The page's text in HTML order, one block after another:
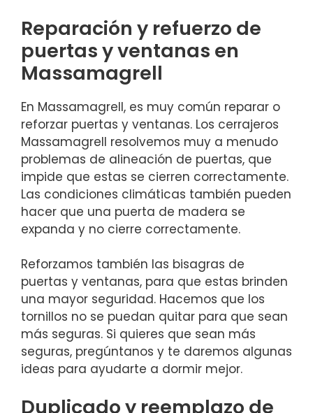
Reparación y refuerzo de
puertas y ventanas en
Massamagrell
En Massamagrell, es muy común reparar o
reforzar puertas y ventanas. Los cerrajeros
Massamagrell resolvemos muy a menudo
problemas de alineación de puertas, que
impide que estas se cierren correctamente.
Las condiciones climáticas también pueden
hacer que una puerta de madera se
expanda y no cierre correctamente.
Reforzamos también las bisagras de
puertas y ventanas, para que estas brinden
una mayor seguridad. Hacemos que los
tornillos no se puedan quitar para que sean
más seguras. Si quieres que sean más
seguras, pregúntanos y te daremos algunas
ideas para ayudarte a dormir mejor.
Duplicado y reemplazo de